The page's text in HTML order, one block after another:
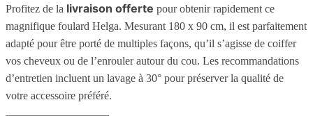
Profitez de la livraison offerte pour obtenir rapidement ce
magnifique foulard Helga. Mesurant 180 x 90 cm, il est parfaitement
adapté pour être porté de multiples façons, qu’il s’agisse de coiffer
vos cheveux ou de l’enrouler autour du cou. Les recommandations
d’entretien incluent un lavage à 30° pour préserver la qualité de
votre accessoire préféré.